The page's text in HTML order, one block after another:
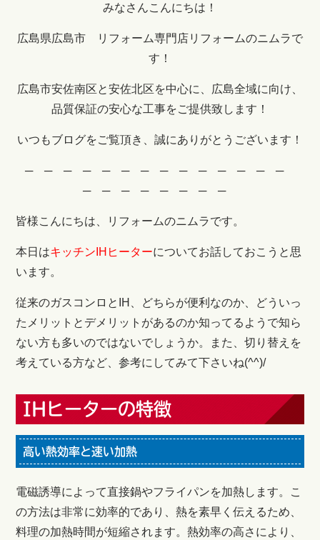
みなさんこんにちは！
広島県広島市 リフォーム専門店リフォームのニムラで
す！
広島市安佐南区と安佐北区を中心に、広島全域に向け、
品質保証の安心な工事をご提供致します！
いつもブログをご覧頂き、誠にありがとうございます！
─ ─ ─ ─ ─ ─ ─ ─ ─ ─ ─ ─ ─ ─
─ ─ ─ ─ ─ ─ ─ ─
皆様こんにちは、リフォームのニムラです。
本日はキッチンIHヒーターについてお話しておこうと思
います。
従来のガスコンロとIH、どちらが便利なのか、どういっ
たメリットとデメリットがあるのか知ってるようで知ら
ない方も多いのではないでしょうか。また、切り替えを
考えている方など、参考にしてみて下さいね(^^)/
IHヒーターの特徴
高い熱効率と速い加熱
電磁誘導によって直接鍋やフライパンを加熱します。こ
の方法は非常に効率的であり、熱を素早く伝えるため、
料理の加熱時間が短縮されます。熱効率の高さにより、